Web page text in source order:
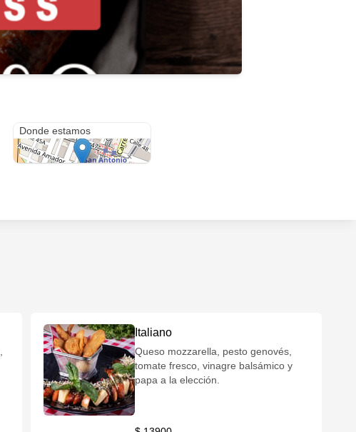
Donde estamos
Italiano
Queso mozzarella, pesto genovés,
tomate fresco, vinagre balsámico y
papa a la elección.